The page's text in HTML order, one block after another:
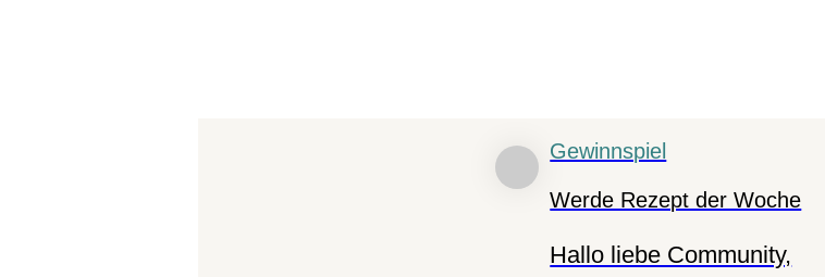
Gewinnspiel
Werde Rezept der Woche
Hallo liebe Community,